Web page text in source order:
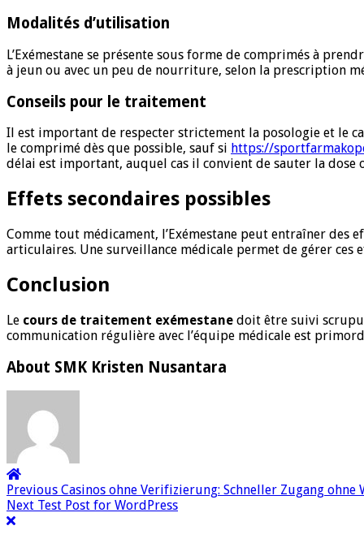
Modalités d’utilisation
L’Exémestane se présente sous forme de comprimés à
à jeun ou avec un peu de nourriture, selon la prescription
Conseils pour le traitement
Il est important de respecter strictement la posologie et le
le comprimé dès que possible, sauf si https://
délai est important, auquel cas il convient de sauter la
Effets secondaires possibles
Comme tout médicament, l’Exémestane peut entraîner des
articulaires. Une surveillance médicale permet de gérer ces
Conclusion
Le cours de traitement exémestane doit être suivi
communication régulière avec l’équipe médicale est
About SMK Kristen Nusantara
Previous Casinos ohne Verifizierung: Schneller Zugang ohne
Next Test Post for WordPress